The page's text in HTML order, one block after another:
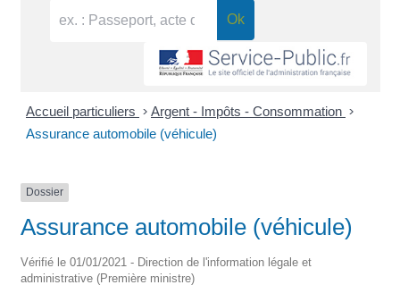
Accueil particuliers > Argent - Impôts - Consommation >
Assurance automobile (véhicule)
Dossier
Assurance automobile (véhicule)
Vérifié le 01/01/2021 - Direction de l'information légale et
administrative (Première ministre)